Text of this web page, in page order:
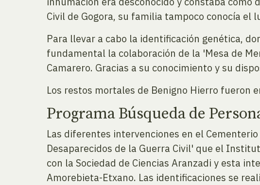
Civil de Gogora, su familia tampoco conocía el
Para llevar a cabo la identificación genética,
fundamental la colaboración de la 'Mesa de
Camarero. Gracias a su conocimiento y su
Los restos mortales de Benigno Hierro fueron
Programa Búsqueda de
Las diferentes intervenciones en el
Desaparecidos de la Guerra Civil' que el
con la Sociedad de Ciencias Aranzadi y esta
Amorebieta-Etxano. Las identificaciones se